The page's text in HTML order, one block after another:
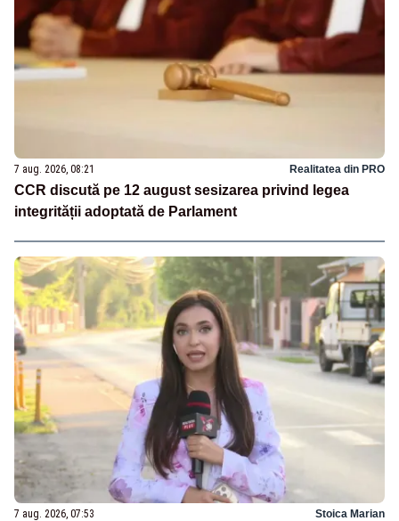
7 aug. 2026, 08:21 Realitatea din PRO
CCR discută pe 12 august sesizarea privind legea
integrității adoptată de Parlament
7 aug. 2026, 07:53 Stoica Marian